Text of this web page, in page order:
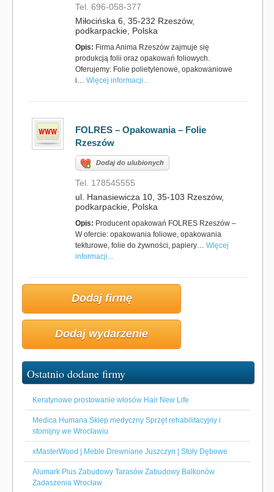
Tel. 696-058-377
Miłocińska 6, 35-232 Rzeszów,
podkarpackie, Polska
Opis: Firma Anima Rzeszów zajmuje się
produkcją folii oraz opakowań foliowych.
Oferujemy: Folie polietylenowe, opakowaniowe
i… Więcej informacji...
FOLRES – Opakowania – Folie
Rzeszów
Dodaj do ulubionych
Tel. 178545555
ul. Hanasiewicza 10, 35-103 Rzeszów,
podkarpackie, Polska
Opis: Producent opakowań FOLRES Rzeszów –
W ofercie: opakowania foliowe, opakowania
tekturowe, folie do żywności, papiery… Więcej
informacji...
Dodaj firmę
Dodaj wydarzenie
Ostatnio dodane firmy
Keratynowe prostowanie włosów Hair New Life
Medica Humana Sklep medyczny Sprzęt rehabilitacyjny i
stomijny we Wrocławiu
xMasterWood | Meble Drewniane Juszczyn | Stoły Dębowe
Alumark Plus Zabudowy Tarasów Zabudowy Balkonów
Zadaszenia Wrocław